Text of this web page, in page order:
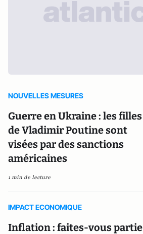
NOUVELLES MESURES
Guerre en Ukraine : les filles
de Vladimir Poutine sont
visées par des sanctions
américaines
1 min de lecture
IMPACT ECONOMIQUE
Inflation : faites-vous partie